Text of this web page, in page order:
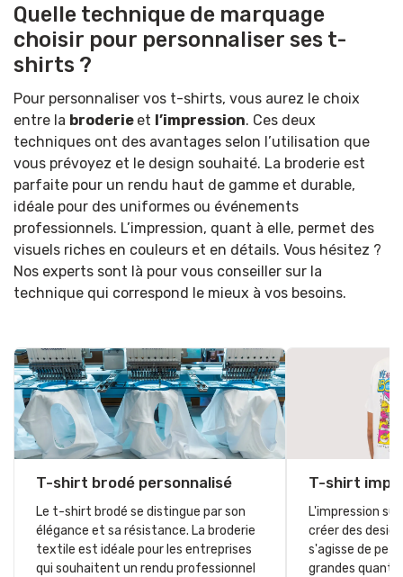
Quelle technique de marquage
choisir pour personnaliser ses t-
shirts ?
Pour personnaliser vos t-shirts, vous aurez le choix
entre la broderie et l’impression. Ces deux
techniques ont des avantages selon l’utilisation que
vous prévoyez et le design souhaité. La broderie est
parfaite pour un rendu haut de gamme et durable,
idéale pour des uniformes ou événements
professionnels. L’impression, quant à elle, permet des
visuels riches en couleurs et en détails. Vous hésitez ?
Nos experts sont là pour vous conseiller sur la
technique qui correspond le mieux à vos besoins.
T-shirt brodé personnalisé
Le t-shirt brodé se distingue par son
élégance et sa résistance. La broderie
textile est idéale pour les entreprises
qui souhaitent un rendu professionnel
T-shirt
L'impression
créer des
s'agisse de
grandes